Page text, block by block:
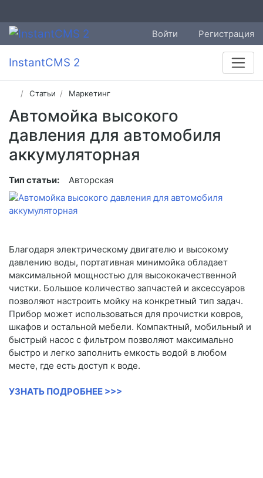
Войти Регистрация
InstantCMS 2
Статьи Маркетинг
Автомойка высокого
давления для автомобиля
аккумуляторная
Тип статьи: Авторская
Благодаря электрическому двигателю и высокому
давлению воды, портативная минимойка обладает
максимальной мощностью для высококачественной
чистки. Большое количество запчастей и аксессуаров
позволяют настроить мойку на конкретный тип задач.
Прибор может использоваться для прочистки ковров,
шкафов и остальной мебели. Компактный, мобильный и
быстрый насос с фильтром позволяют максимально
быстро и легко заполнить емкость водой в любом
месте, где есть доступ к воде.
УЗНАТЬ ПОДРОБНЕЕ >>>